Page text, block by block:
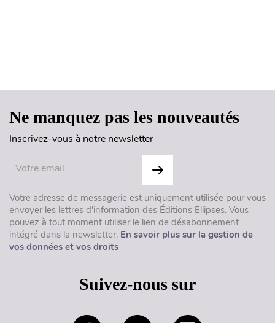
Ne manquez pas les nouveautés
Inscrivez-vous à notre newsletter
Votre adresse de messagerie est uniquement utilisée pour vous
envoyer les lettres d'information des Éditions Ellipses. Vous
pouvez à tout moment utiliser le lien de désabonnement
intégré dans la newsletter. En savoir plus sur la gestion de
vos données et vos droits
Suivez-nous sur